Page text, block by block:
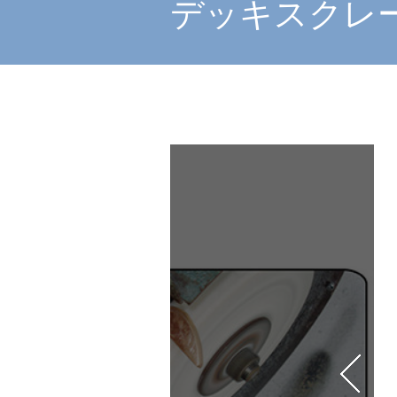
デッキスクレ